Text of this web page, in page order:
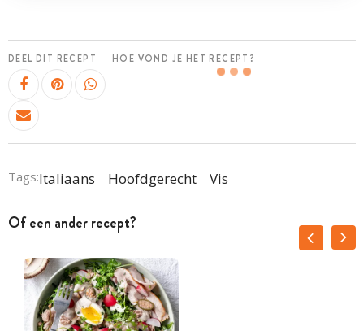
DEEL DIT RECEPT HOE VOND JE HET RECEPT?
Tags:Italiaans Hoofdgerecht Vis
Of een ander recept?